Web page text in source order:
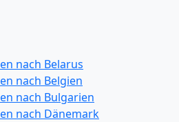
nach Belarus
nach Belgien
nach Bulgarien
nach Dänemark